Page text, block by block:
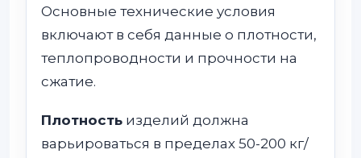
Основные технические условия
включают в себя данные о плотности,
теплопроводности и прочности на
сжатие.
Плотность изделий должна
варьироваться в пределах 50-200 кг/